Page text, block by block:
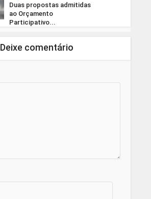
Duas propostas admitidas
ao Orçamento
Participativo...
Deixe comentário